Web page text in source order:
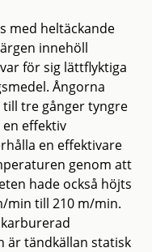
med heltäckande
innehöll
för sig lättflyktiga
Ångorna
tre gånger tyngre
effektiv
en effektivare
genom att
hade också höjts
min till 210 m/min.
är tändkällan statisk